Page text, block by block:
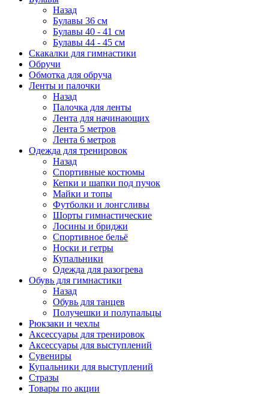
Назад
Булавы 36 см
Булавы 40 - 41 см
Булавы 44 - 45 см
Скакалки для гимнастики
Обручи
Обмотка для обруча
Ленты и палочки
Назад
Палочка для ленты
Лента для начинающих
Лента 5 метров
Лента 6 метров
Одежда для тренировок
Назад
Спортивные костюмы
Кепки и шапки под пучок
Майки и топы
Футболки и лонгсливы
Шорты гимнастические
Лосины и бриджи
Спортивное бельё
Носки и гетры
Купальники
Одежда для разогрева
Обувь для гимнастики
Назад
Обувь для танцев
Получешки и полупальцы
Рюкзаки и чехлы
Аксессуары для тренировок
Аксессуары для выступлений
Сувениры
Купальники для выступлений
Стразы
Товары по акции